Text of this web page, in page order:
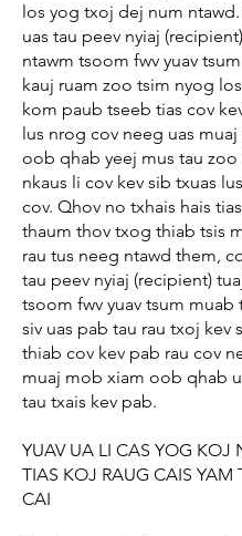
los yog txoj dej num ntawd.
uas tau peev nyiaj
ntawm tsoom fwv yuav
kauj ruam zoo tsim nyog
kom paub tseeb tias cov
lus nrog cov neeg uas
oob qhab yeej mus tau zoo
nkaus li cov kev sib txuas
cov. Qhov no txhais hais
thaum thov txog thiab tsis
rau tus neeg ntawd them,
tau peev nyiaj (recipient)
tsoom fwv yuav tsum muab
siv uas pab tau rau txoj kev
thiab cov kev pab rau cov
muaj mob xiam oob qhab
tau txais kev pab.
YUAV UA LI CAS YOG KOJ
TIAS KOJ RAUG CAIS YAM
CAI